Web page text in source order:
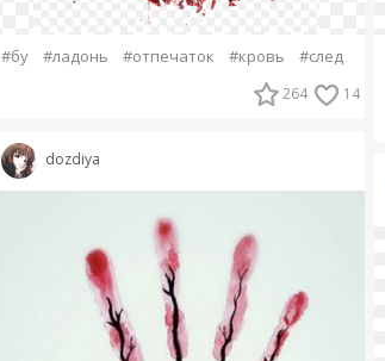
#бу #ладонь #отпечаток #кровь #след
264 14
dozdiya